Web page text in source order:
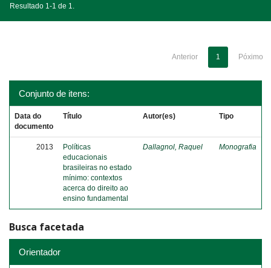
Resultado 1-1 de 1.
Anterior 1 Póximo
Conjunto de itens:
Data do
documento
Título Autor(es) Tipo
2013
Políticas
educacionais
brasileiras no estado
mínimo: contextos
acerca do direito ao
ensino fundamental
Dallagnol, Raquel Monografia
Busca facetada
Orientador